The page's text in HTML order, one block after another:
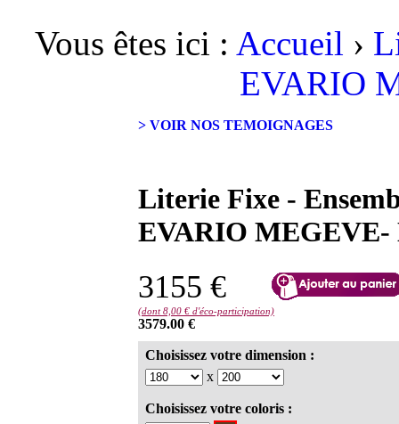
Vous êtes ici : Accueil ›
EVARIO
> VOIR NOS TEMOIGNAGES
Literie Fixe -
EVARIO MEGEVE-
3155 €
(dont 8,00 € d'éco-participation)
3579.00 €
Choisissez votre dimension :
x
Choisissez votre coloris :